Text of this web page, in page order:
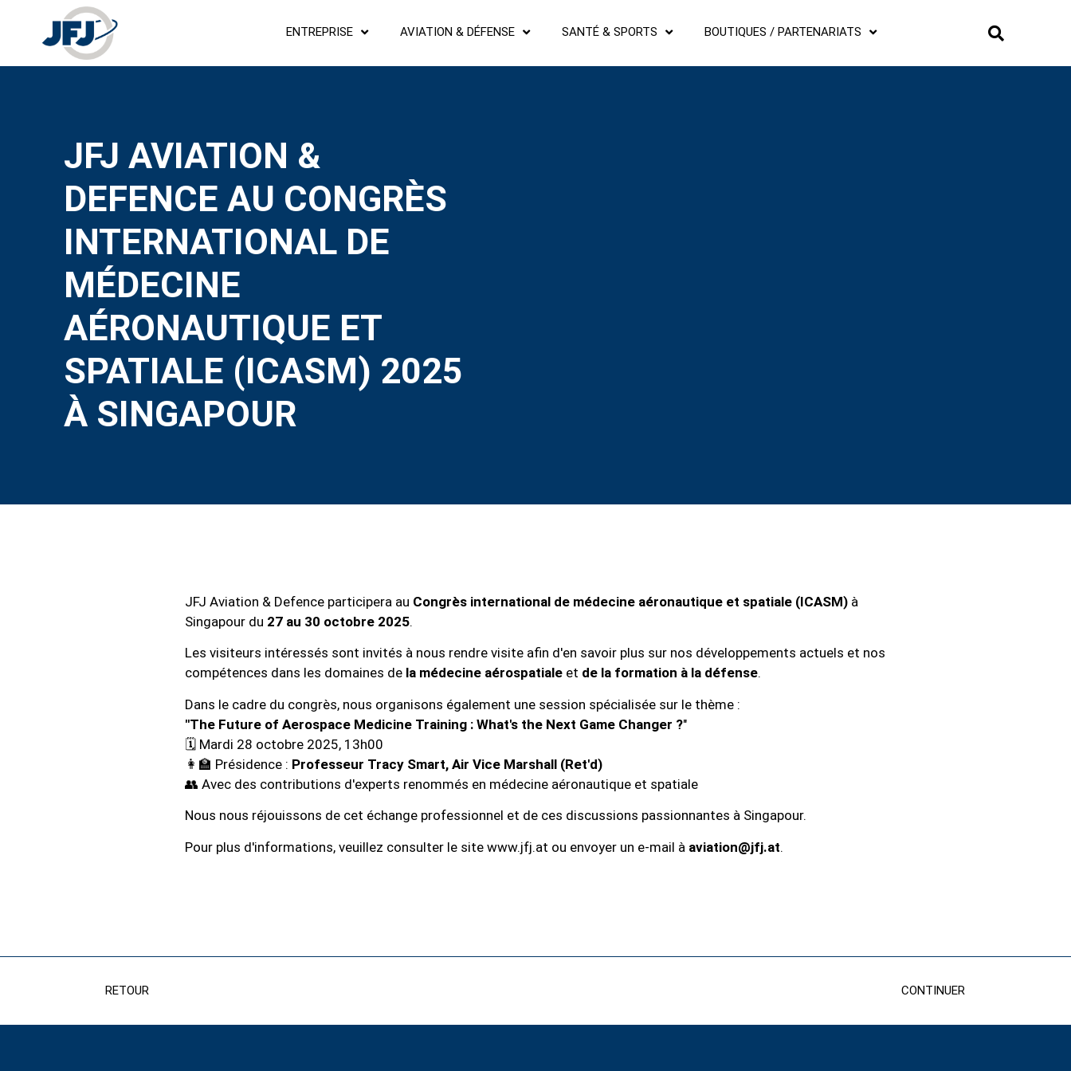
ENTREPRISE AVIATION & DÉFENSE SANTÉ & SPORTS BOUTIQUES / PARTENARIATS
JFJ AVIATION &
DEFENCE AU CONGRÈS
INTERNATIONAL DE
MÉDECINE
AÉRONAUTIQUE ET
SPATIALE (ICASM) 2025
À SINGAPOUR
JFJ Aviation & Defence participera au Congrès international de médecine aéronautique et spatiale (ICASM) à
Singapour du 27 au 30 octobre 2025.
Les visiteurs intéressés sont invités à nous rendre visite afin d'en savoir plus sur nos développements actuels et nos
compétences dans les domaines de la médecine aérospatiale et de la formation à la défense.
Dans le cadre du congrès, nous organisons également une session spécialisée sur le thème :
"The Future of Aerospace Medicine Training : What's the Next Game Changer ?"
🗓 Mardi 28 octobre 2025, 13h00
👩‍🏫 Présidence : Professeur Tracy Smart, Air Vice Marshall (Ret'd)
👥 Avec des contributions d'experts renommés en médecine aéronautique et spatiale
Nous nous réjouissons de cet échange professionnel et de ces discussions passionnantes à Singapour.
Pour plus d'informations, veuillez consulter le site www.jfj.at ou envoyer un e-mail à aviation@jfj.at.
RETOUR CONTINUER